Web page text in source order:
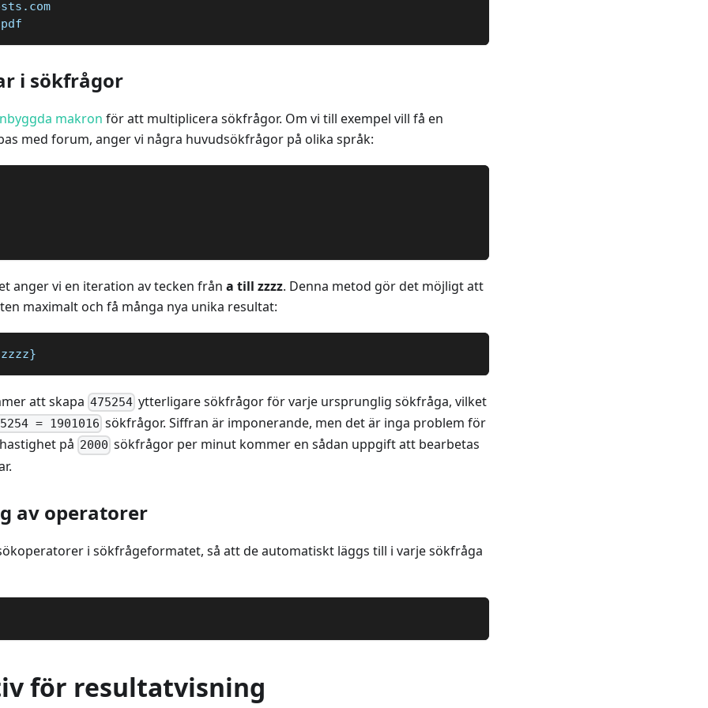
i sökfrågor
makron för att multiplicera sökfrågor. Om vi till exempel vill få en
med forum, anger vi några huvudsökfrågor på olika språk:
anger vi en iteration av tecken från a till zzzz. Denna metod gör det möjligt att
maximalt och få många nya unika resultat:
att skapa 475254 ytterligare sökfrågor för varje ursprunglig sökfråga, vilket
= 1901016 sökfrågor. Siffran är imponerande, men det är inga problem för
på 2000 sökfrågor per minut kommer en sådan uppgift att bearbetas
av operatorer
i sökfrågeformatet, så att de automatiskt läggs till i varje sökfråga
för resultatvisning